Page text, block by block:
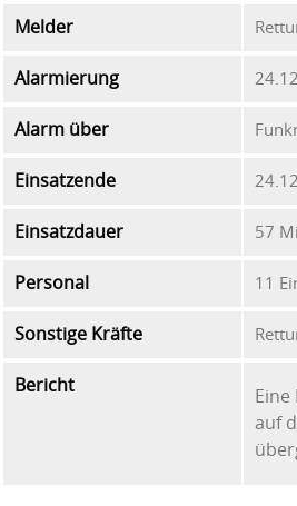
Melder
Alarmierung
Alarm über
Einsatzende
Einsatzdauer 57
Personal 11
Sonstige Kräfte
Bericht
auf